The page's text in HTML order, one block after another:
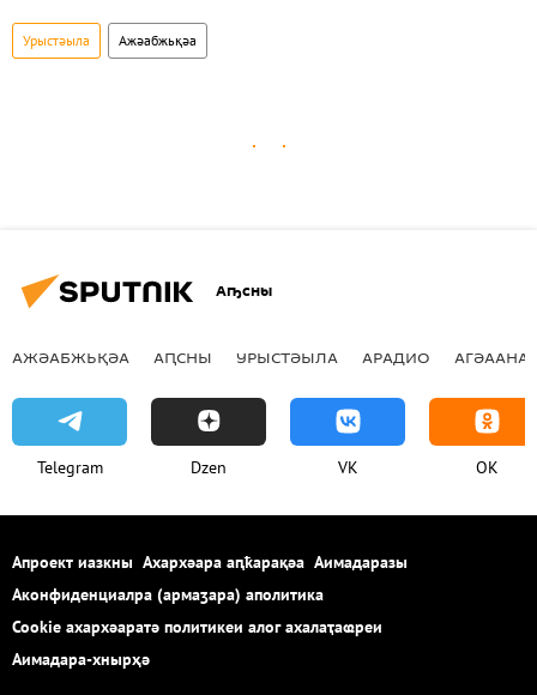
Урыстәыла Ажәабжьқәа
Аҧсны
АЖӘАБЖЬҚӘА АԤСНЫ УРЫСТӘЫЛА АРАДИО
Telegram Dzen VK OK
Апроект иазкны Ахархәара аԥҟарақәа Аимадаразы
Аконфиденциалра (армаӡара) аполитика
Cookie ахархәаратә политикеи алог ахалаҭаҩреи
Аимадара-хнырҳә